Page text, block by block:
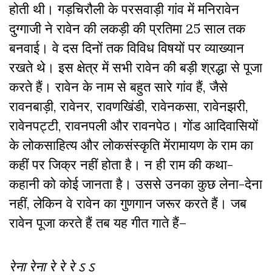
होती थी। गड़चिरौली के परसवाड़ी गांव में मनिरावेन
दुग्गाजी ने रावेन की लकड़ी की प्रतिमा 25 साल तक
बनवाई। वे दस दिनों तक विविध विषयों पर व्याख्यान
रखते थे। इस क्षेत्र में सभी रावेन की बड़ी श्रद्धा से पूजा
करते हैं। रावेन के नाम से बहुत सारे गांव हैं, जैसे
रावनबाड़ी, रावेनर, रावणखिंडी, रावेनकसा, रावेनझरी,
रावेनपट्टी, रावनपली और रावनपेठ। गोंड आदिवासियों
के लोकसाहित्य और लोकसंस्कृति मेंरामायण के राम का
कहीं पर जिक्र नहीं होता है। न ही राम की कथा-
कहानी को कोई जानता है। उससे उनका कुछ लेना-देना
नहीं, लेकिन वे रावेन का गुणगान जरूर करते हैं। जब
रावेन पूजा करते हैं तब यह गीत गाते हैं–
रेना रेना रे रे रेऽ ऽ